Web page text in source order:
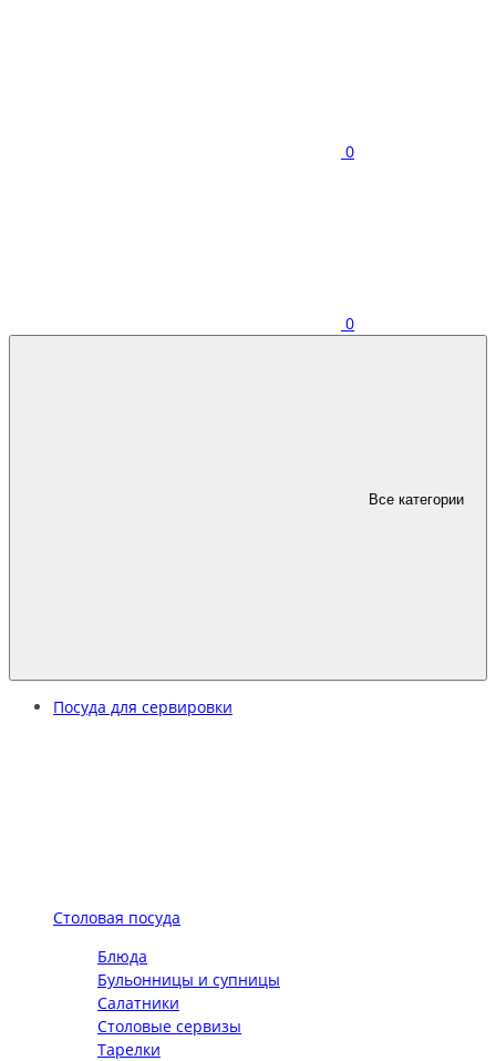
0
0
Все категории
Посуда для сервировки
Столовая посуда
Блюда
Бульонницы и супницы
Салатники
Столовые сервизы
Тарелки